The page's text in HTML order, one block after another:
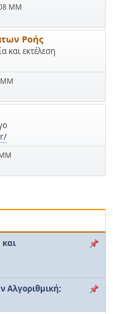
ΜΜ
Ροής
και εκτέλεση
ΜΜ
ΜΜ
Αλγοριθμική;